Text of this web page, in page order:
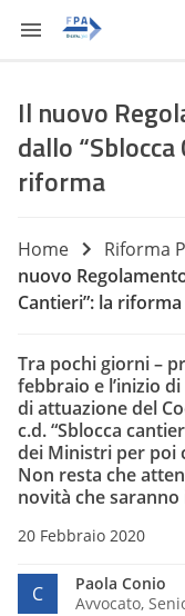
Il nuovo
dallo
riforma
Home Riforma
nuovo
Cantieri”: la
Tra pochi giorni –
febbraio e l’inizio
di attuazione del
c.d. “Sblocca
dei Ministri per poi
Non resta che
novità che
20 Febbraio 2020
C
Paola Conio
Avvocato,